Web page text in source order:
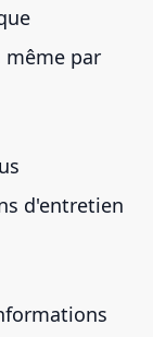
même par
d'entretien